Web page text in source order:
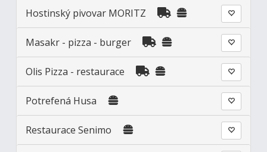
Hostinský pivovar MORITZ
Masakr - pizza - burger
Olis Pizza - restaurace
Potrefená Husa
Restaurace Senimo